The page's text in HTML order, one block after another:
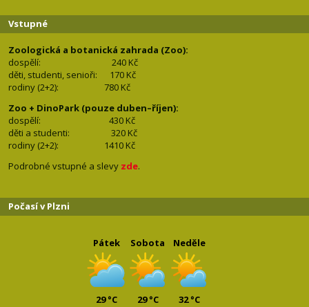
Vstupné
Zoologická a botanická zahrada (Zoo):
dospělí:
240 Kč
děti, studenti, senioři: 170 Kč
rodiny (2+2): 780 Kč
Zoo + DinoPark (pouze duben–říjen):
dospělí: 430 Kč
děti a studenti: 320 Kč
rodiny (2+2): 1410 Kč
Podrobné vstupné a slevy zde.
Počasí v Plzni
Pátek
29 °C
Sobota
29 °C
Neděle
32 °C